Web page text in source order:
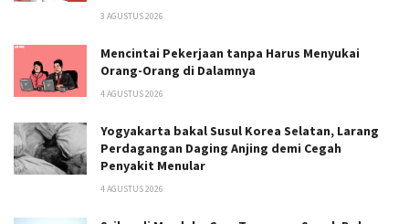
3 AGUSTUS 2026
Mencintai Pekerjaan tanpa Harus Menyukai
Orang-Orang di Dalamnya
4 AGUSTUS 2026
Yogyakarta bakal Susul Korea Selatan, Larang
Perdagangan Daging Anjing demi Cegah
Penyakit Menular
4 AGUSTUS 2026